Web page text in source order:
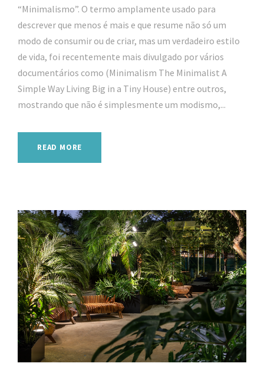
“Minimalismo”. O termo amplamente usado para
descrever que menos é mais e que resume não só um
modo de consumir ou de criar, mas um verdadeiro estilo
de vida, foi recentemente mais divulgado por vários
documentários como (Minimalism The Minimalist A
Simple Way Living Big in a Tiny House) entre outros,
mostrando que não é simplesmente um modismo,...
READ MORE